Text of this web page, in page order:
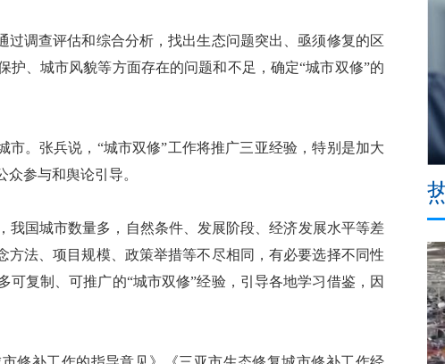
调查评估和综合分析，找出生态问题突出、亟须修复的区
、城市风貌等方面存在的问题和不足，确定“城市双修”的
。张兵说，“城市双修”工作将推广三亚经验，特别是加大
参与和舆论引导。
国城市数量多，自然条件、发展阶段、经济发展水平等差
方法、项目规模、政策举措等不尽相同，有必要选择不同性
复制、可推广的“城市双修”经验，引导各地学习借鉴，因